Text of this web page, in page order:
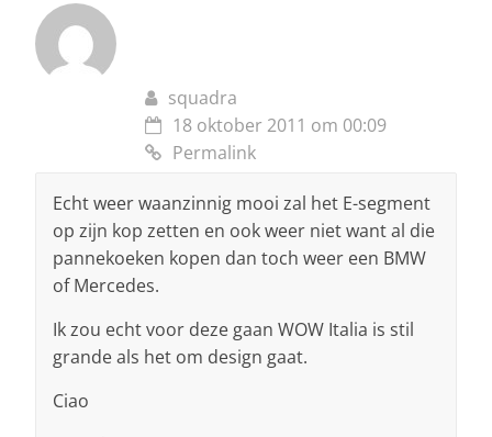
squadra
18 oktober 2011 om 00:09
Permalink
Echt weer waanzinnig mooi zal het E-segment
op zijn kop zetten en ook weer niet want al die
pannekoeken kopen dan toch weer een BMW
of Mercedes.
Ik zou echt voor deze gaan WOW Italia is stil
grande als het om design gaat.
Ciao